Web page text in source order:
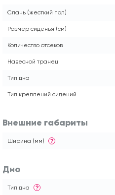
Слань (жесткий пол)
Размер сиденья (см)
Количество отсеков
Навесной транец
Тип дна
Тип креплений сидений
Внешние габариты
Ширина (мм) ?
Дно
Тип дна ?